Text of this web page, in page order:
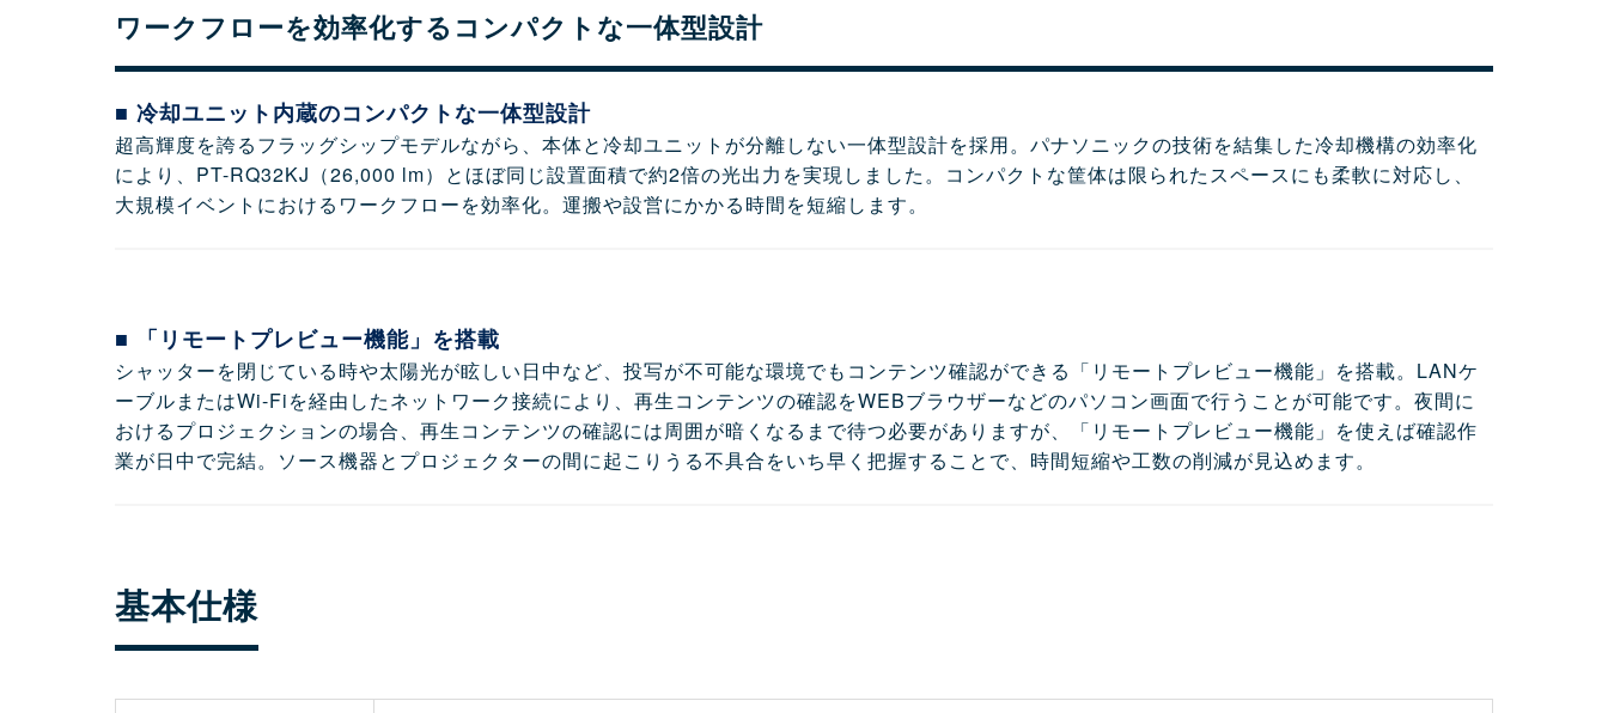
ワークフローを効率化するコンパクトな一体型設計
■ 冷却ユニット内蔵のコンパクトな一体型設計
超高輝度を誇るフラッグシップモデルながら、本体と冷却ユニットが分離しない一体型設計を採用。パナソニックの技術を結集した冷却機構の効率化
により、PT-RQ32KJ（26,000 lm）とほぼ同じ設置面積で約2倍の光出力を実現しました。コンパクトな筐体は限られたスペースにも柔軟に対応し、
大規模イベントにおけるワークフローを効率化。運搬や設営にかかる時間を短縮します。
■ 「リモートプレビュー機能」を搭載
シャッターを閉じている時や太陽光が眩しい日中など、投写が不可能な環境でもコンテンツ確認ができる「リモートプレビュー機能」を搭載。LANケ
ーブルまたはWi-Fiを経由したネットワーク接続により、再生コンテンツの確認をWEBブラウザーなどのパソコン画面で行うことが可能です。夜間に
おけるプロジェクションの場合、再生コンテンツの確認には周囲が暗くなるまで待つ必要がありますが、「リモートプレビュー機能」を使えば確認作
業が日中で完結。ソース機器とプロジェクターの間に起こりうる不具合をいち早く把握することで、時間短縮や工数の削減が見込めます。
基本仕様